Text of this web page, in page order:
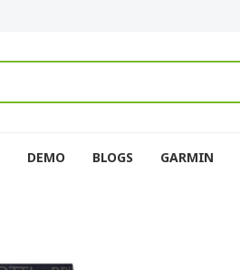
DEMO BLOGS GARMIN